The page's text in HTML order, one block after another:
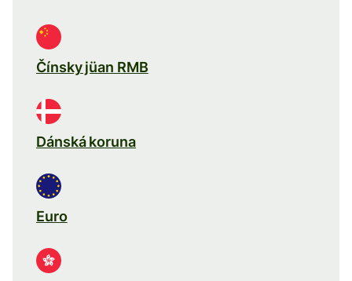
Čínsky jüan RMB
Dánská koruna
Euro